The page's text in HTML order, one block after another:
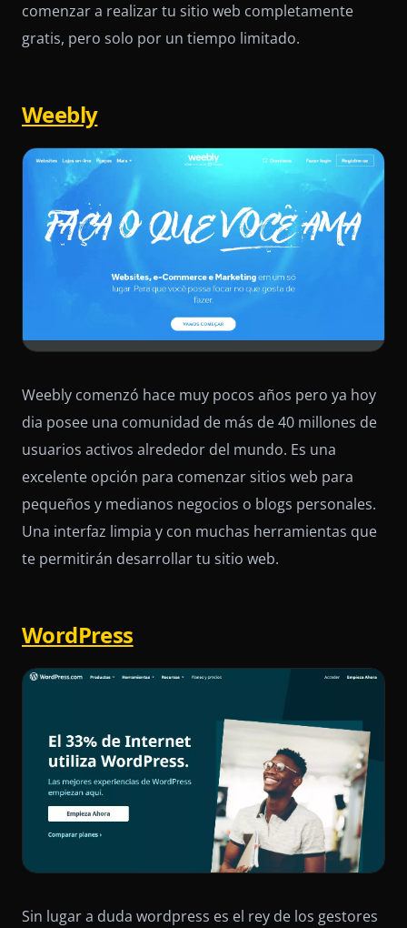
comenzar a realizar tu sitio web completamente
gratis, pero solo por un tiempo limitado.
Weebly
Weebly comenzó hace muy pocos años pero ya hoy
dia posee una comunidad de más de 40 millones de
usuarios activos alrededor del mundo. Es una
excelente opción para comenzar sitios web para
pequeños y medianos negocios o blogs personales.
Una interfaz limpia y con muchas herramientas que
te permitirán desarrollar tu sitio web.
WordPress
Sin lugar a duda wordpress es el rey de los gestores